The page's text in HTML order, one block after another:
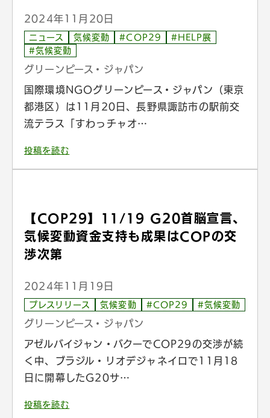
2024年11月20日
ニュース 気候変動 #COP29
#HELP展
#気候変動
グリーンピース・ジャパン
国際環境NGOグリーンピース・ジャパン（東京
都港区）は11月20日、長野県諏訪市の駅前交
流テラス「すわっチャオ…
投稿を読む
【COP29】11/19 G20首脳宣言、
気候変動資金支持も成果はCOPの交
渉次第
2024年11月19日
プレスリリース 気候変動 #COP29 #気候変動
グリーンピース・ジャパン
アゼルバイジャン・バクーでCOP29の交渉が続
く中、ブラジル・リオデジャネイロで11月18
日に開幕したG20サ…
投稿を読む